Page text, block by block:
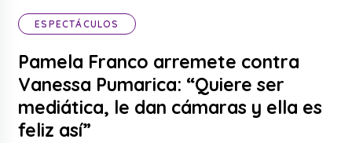
ESPECTÁCULOS
Pamela Franco arremete contra
Vanessa Pumarica: “Quiere ser
mediática, le dan cámaras y ella es
feliz así”